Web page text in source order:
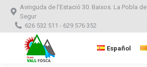
Avinguda de l'Estació 30. Baixos. La Pobla de
Segur
626 532 511 - 629 576 352
Search:Español